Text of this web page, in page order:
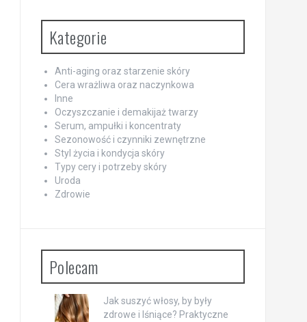
Kategorie
Anti-aging oraz starzenie skóry
Cera wrażliwa oraz naczynkowa
Inne
Oczyszczanie i demakijaż twarzy
Serum, ampułki i koncentraty
Sezonowość i czynniki zewnętrzne
Styl życia i kondycja skóry
Typy cery i potrzeby skóry
Uroda
Zdrowie
Polecam
Jak suszyć włosy, by były
zdrowe i lśniące? Praktyczne